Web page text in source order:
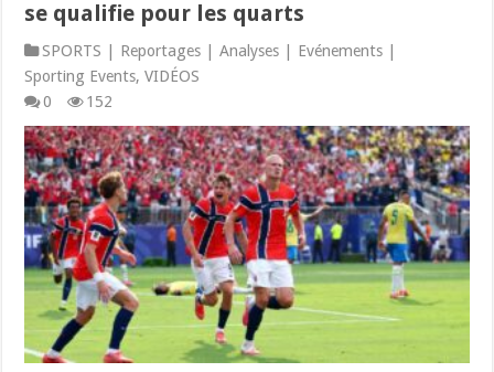
se qualifie pour les quarts
SPORTS | Reportages | Analyses | Evénements |
Sporting Events,VIDÉOS
0
152